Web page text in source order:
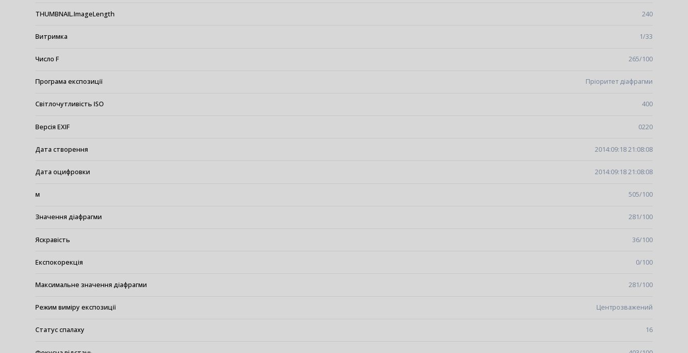
THUMBNAIL.ImageLength 240
Витримка 1/33
Число F 265/100
Програма експозиції Пріоритет діафрагми
Світлочутливість ISO 400
Версія EXIF 0220
Дата створення 2014:09:18 21:08:08
Дата оцифровки 2014:09:18 21:08:08
м 505/100
Значення діафрагми 281/100
Яскравість 36/100
Експокорекція 0/100
Максимальне значення діафрагми 281/100
Режим виміру експозиції Центрозважений
Статус спалаху 16